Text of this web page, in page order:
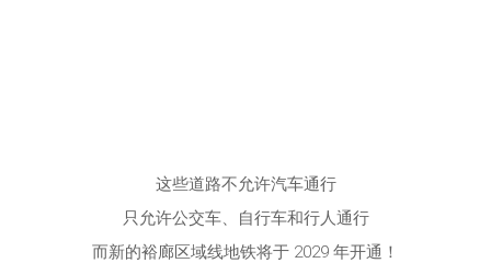
这些道路不允许汽车通行
只允许公交车、自行车和行人通行
而新的裕廊区域线地铁将于 2029 年开通！